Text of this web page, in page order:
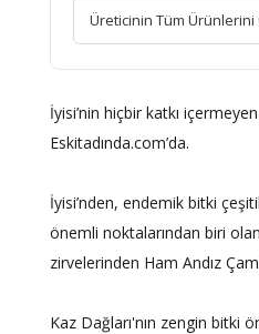
Üreticinin Tüm Ürünlerini
İyisi’nin hiçbir katkı
Eskitadında.com’da.
İyisi’nden, endemik bitki
önemli noktalarından biri olan
zirvelerinden Ham Andız Çam
Kaz Dağları'nın zengin bitki